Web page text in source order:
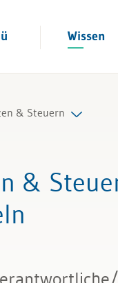
Wissen
& Steuern
Risikomanagement
&